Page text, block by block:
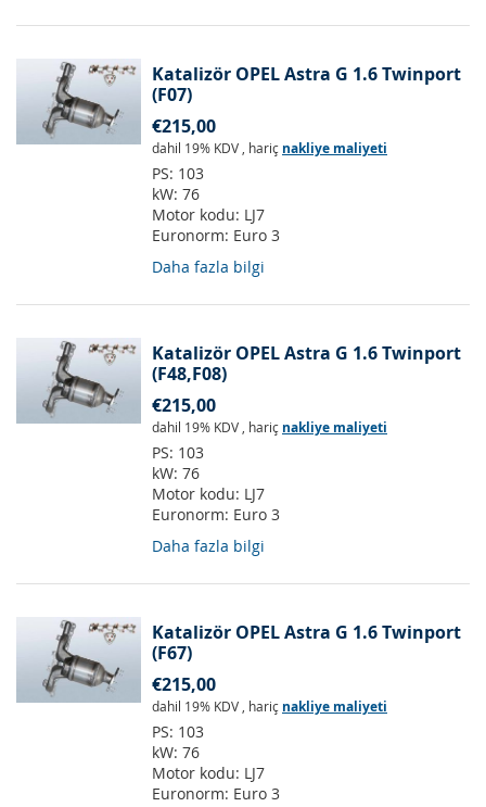
Katalizör OPEL Astra G 1.6 Twinport
(F07)
€215,00
dahil 19% KDV , hariç nakliye maliyeti
PS: 103
kW: 76
Motor kodu: LJ7
Euronorm: Euro 3
Daha fazla bilgi
Katalizör OPEL Astra G 1.6 Twinport
(F48,F08)
€215,00
dahil 19% KDV , hariç nakliye maliyeti
PS: 103
kW: 76
Motor kodu: LJ7
Euronorm: Euro 3
Daha fazla bilgi
Katalizör OPEL Astra G 1.6 Twinport
(F67)
€215,00
dahil 19% KDV , hariç nakliye maliyeti
PS: 103
kW: 76
Motor kodu: LJ7
Euronorm: Euro 3